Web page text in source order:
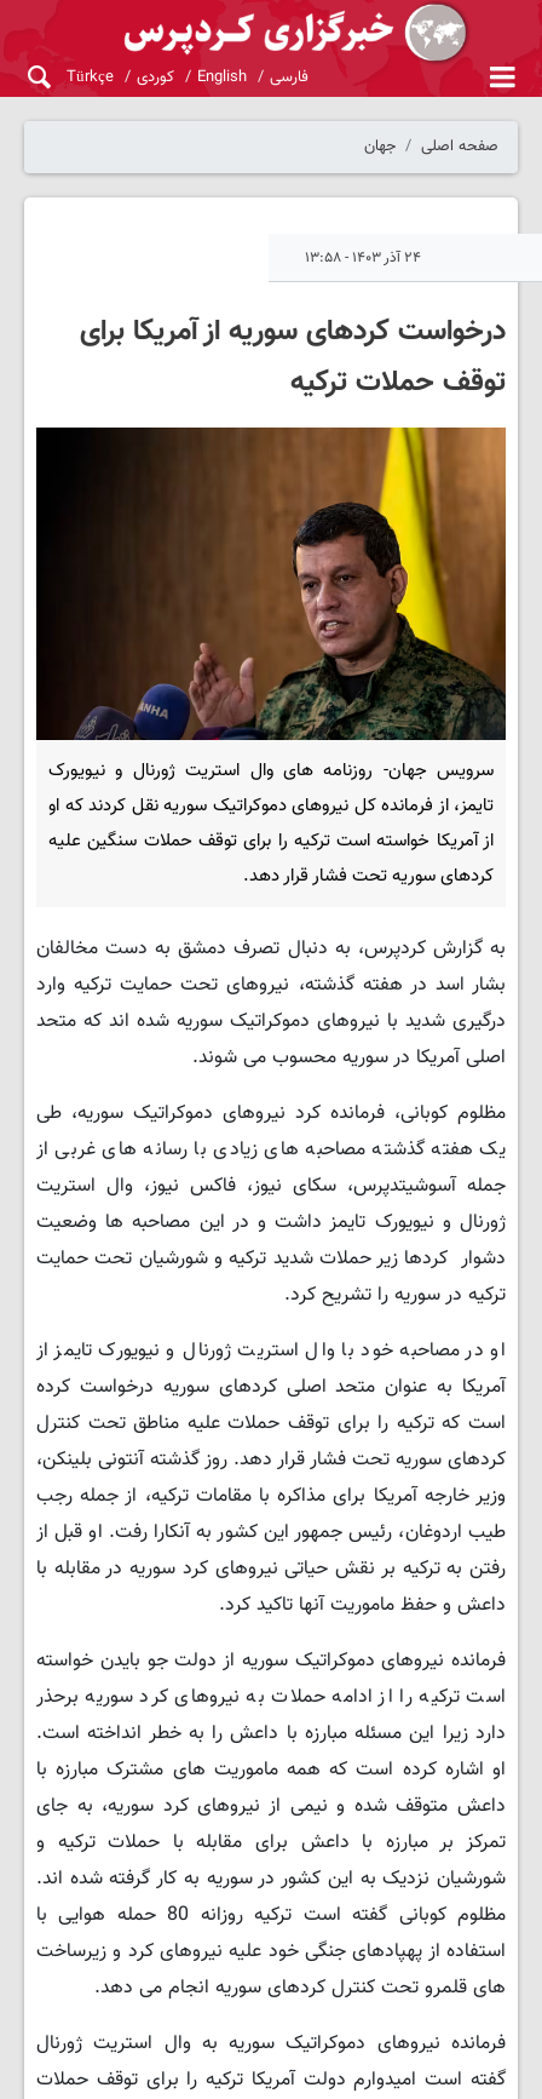
فارسی English کوردی Türkçe
صفحه اصلی جهان
۲۴ آذر ۱۴۰۳ - ۱۳:۵۸
درخواست کردهای سوریه از آمریکا برای
توقف حملات ترکیه
سرویس جهان- روزنامه های وال استریت ژورنال و نیویورک
تایمز، از فرمانده کل نیروهای دموکراتیک سوریه نقل کردند که او
از آمریکا خواسته است ترکیه را برای توقف حملات سنگین علیه
کردهای سوریه تحت فشار قرار دهد.
به گزارش کردپرس، به دنبال تصرف دمشق به دست مخالفان
بشار اسد در هفته گذشته، نیروهای تحت حمایت ترکیه وارد
درگیری شدید با نیروهای دموکراتیک سوریه شده اند که متحد
اصلی آمریکا در سوریه محسوب می شوند.
مظلوم کوبانی، فرمانده کرد نیروهای دموکراتیک سوریه، طی
یک هفته گذشته مصاحبه های زیادی با رسانه های غربی از
جمله آسوشیتدپرس، سکای نیوز، فاکس نیوز، وال استریت
ژورنال و نیویورک تایمز داشت و در این مصاحبه ها وضعیت
دشوار کردها زیر حملات شدید ترکیه و شورشیان تحت حمایت
ترکیه در سوریه را تشریح کرد.
او در مصاحبه خود با وال استریت ژورنال و نیویورک تایمز از
آمریکا به عنوان متحد اصلی کردهای سوریه درخواست کرده
است که ترکیه را برای توقف حملات علیه مناطق تحت کنترل
کردهای سوریه تحت فشار قرار دهد. روز گذشته آنتونی بلینکن،
وزیر خارجه آمریکا برای مذاکره با مقامات ترکیه، از جمله رجب
طیب اردوغان، رئیس جمهور این کشور به آنکارا رفت. او قبل از
رفتن به ترکیه بر نقش حیاتی نیروهای کرد سوریه در مقابله با
داعش و حفظ ماموریت آنها تاکید کرد.
فرمانده نیروهای دموکراتیک سوریه از دولت جو بایدن خواسته
است ترکیه را از ادامه حملات به نیروهای کرد سوریه برحذر
دارد زیرا این مسئله مبارزه با داعش را به خطر انداخته است.
او اشاره کرده است که همه ماموریت های مشترک مبارزه با
داعش متوقف شده و نیمی از نیروهای کرد سوریه، به جای
تمرکز بر مبارزه با داعش برای مقابله با حملات ترکیه و
شورشیان نزدیک به این کشور در سوریه به کار گرفته شده اند.
مظلوم کوبانی گفته است ترکیه روزانه 80 حمله هوایی با
استفاده از پهپادهای جنگی خود علیه نیروهای کرد و زیرساخت
های قلمرو تحت کنترل کردهای سوریه انجام می دهد.
فرمانده نیروهای دموکراتیک سوریه به وال استریت ژورنال
گفته است امیدوارم دولت آمریکا ترکیه را برای توقف حملات